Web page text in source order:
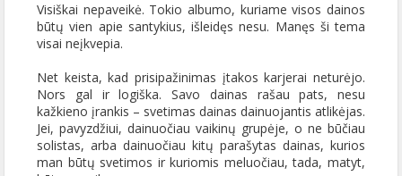
Visiškai nepaveikė. Tokio albumo, kuriame visos dainos
būtų vien apie santykius, išleidęs nesu. Manęs ši tema
visai neįkvepia.
Net keista, kad prisipažinimas įtakos karjerai neturėjo.
Nors gal ir logiška. Savo dainas rašau pats, nesu
kažkieno įrankis – svetimas dainas dainuojantis atlikėjas.
Jei, pavyzdžiui, dainuočiau vaikinų grupėje, o ne būčiau
solistas, arba dainuočiau kitų parašytas dainas, kurios
man būtų svetimos ir kuriomis meluočiau, tada, matyt,